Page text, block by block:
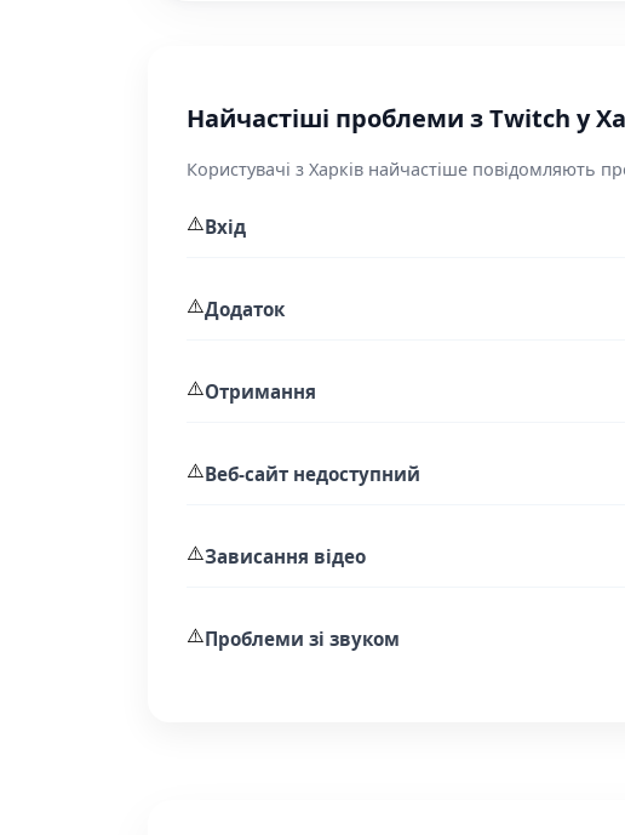
Найчастіші проблеми з Twitch у
Користувачі з Харків найчастіше повідомляють
⚠️Вхід
⚠️Додаток
⚠️Отримання
⚠️Веб-сайт недоступний
⚠️Зависання відео
⚠️Проблеми зі звуком